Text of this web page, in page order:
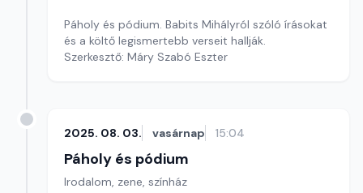
Páholy és pódium. Babits Mihályról szóló írásokat
és a költő legismertebb verseit hallják.
Szerkesztő: Máry Szabó Eszter
2025. 08. 03. vasárnap 15:04
Páholy és pódium
Irodalom, zene, színház